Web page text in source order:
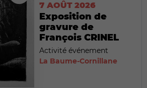
7 AOÛT 2026
Exposition de
gravure de
François CRINEL
Activité événement
La Baume-Cornillane